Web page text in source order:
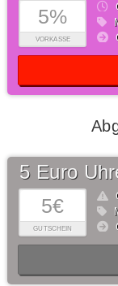
5%
VORKASSE
5€
GUTSCHEIN
5 Euro